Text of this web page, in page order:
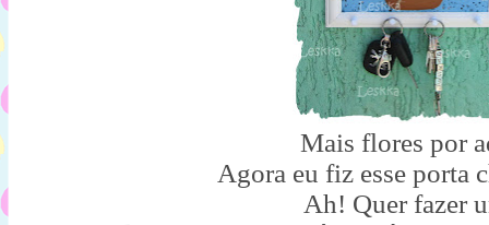
Mais flores por
Agora eu fiz esse porta
Ah! Quer fazer